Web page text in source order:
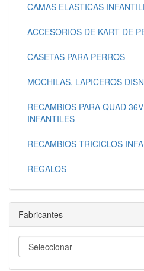
CAMAS ELASTICAS
ACCESORIOS DE KART DE
CASETAS PARA PERROS
MOCHILAS, LAPICEROS
RECAMBIOS PARA QUAD
INFANTILES
RECAMBIOS TRICICLOS
REGALOS
Fabricantes